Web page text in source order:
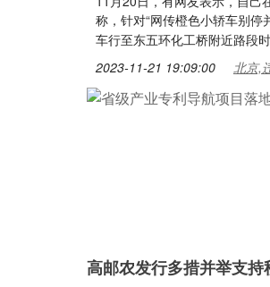
称，针对“网传橙色小轿车别
车行至东五环化工桥附近路段
2023-11-21 19:09:00 北京,
高邮农发行多措并举支持